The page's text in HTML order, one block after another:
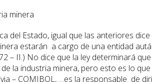
minera
del Estado, igual que las anteriores
estarán a cargo de una entidad
– II.) No dice que la ley determinará
la industria minera, pero esto es lo que
– COMIBOL, …es la responsable de